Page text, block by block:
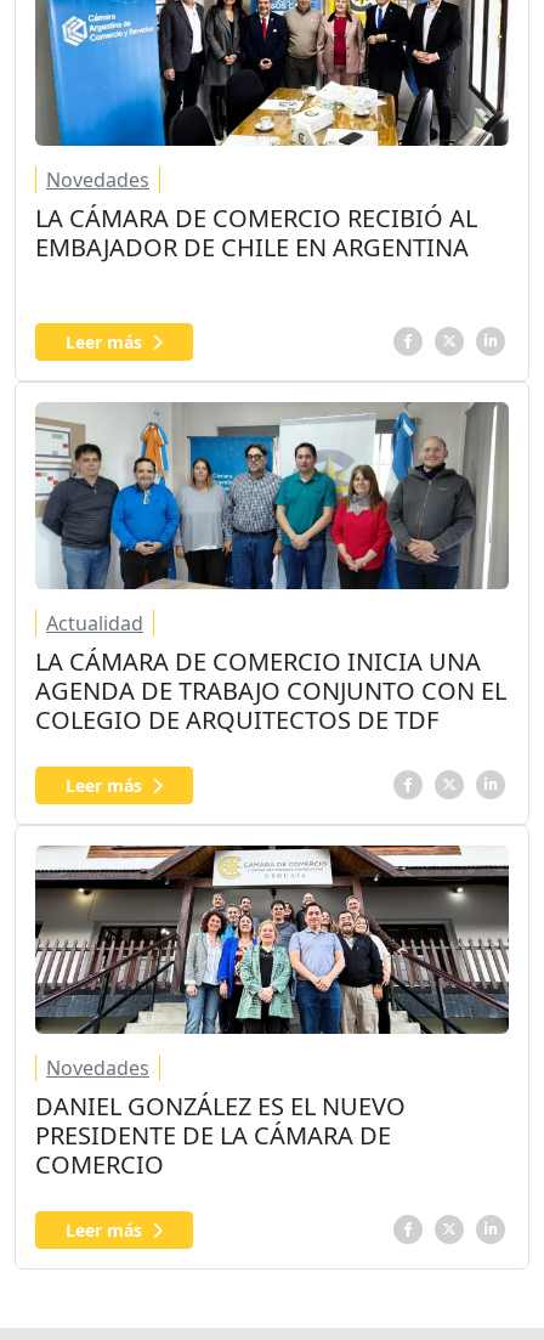
Novedades
LA CÁMARA DE COMERCIO RECIBIÓ AL
EMBAJADOR DE CHILE EN ARGENTINA
Leer más
Actualidad
LA CÁMARA DE COMERCIO INICIA UNA
AGENDA DE TRABAJO CONJUNTO CON EL
COLEGIO DE ARQUITECTOS DE TDF
Leer más
Novedades
DANIEL GONZÁLEZ ES EL NUEVO
PRESIDENTE DE LA CÁMARA DE
COMERCIO
Leer más